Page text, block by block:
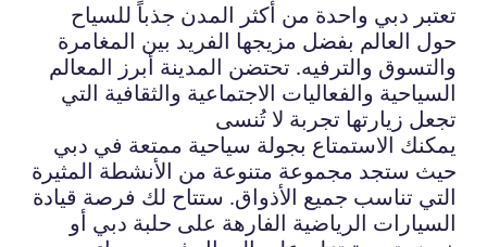
تعتبر دبي واحدة من أكثر المدن جذباً للسياح
حول العالم بفضل مزيجها الفريد بين المغامرة
والتسوق والترفيه. تحتضن المدينة أبرز المعالم
السياحية والفعاليات الاجتماعية والثقافية التي
تجعل زيارتها تجربة لا تُنسى
يمكنك الاستمتاع بجولة سياحية ممتعة في دبي
حيث ستجد مجموعة متنوعة من الأنشطة المثيرة
التي تناسب جميع الأذواق. ستتاح لك فرصة قيادة
السيارات الرياضية الفارهة على حلبة دبي أو